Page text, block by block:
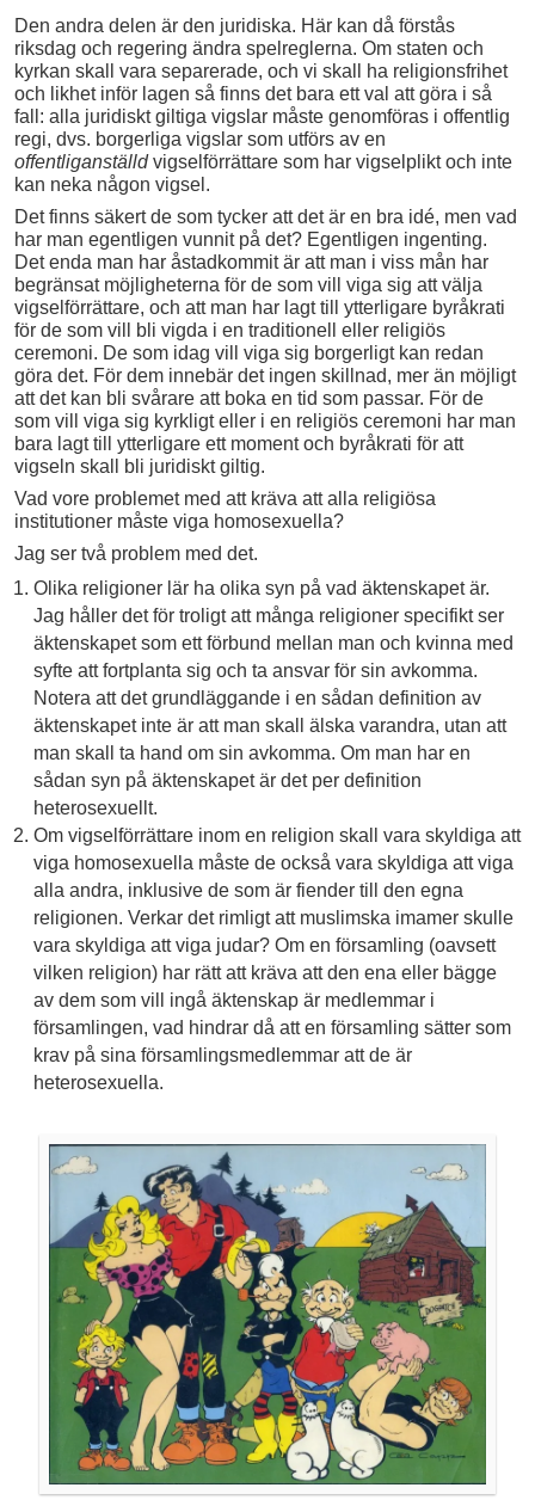
Den andra delen är den juridiska. Här kan då förstås
riksdag och regering ändra spelreglerna. Om staten och
kyrkan skall vara separerade, och vi skall ha religionsfrihet
och likhet inför lagen så finns det bara ett val att göra i så
fall: alla juridiskt giltiga vigslar måste genomföras i offentlig
regi, dvs. borgerliga vigslar som utförs av en
offentliganställd vigselförrättare som har vigselplikt och inte
kan neka någon vigsel.
Det finns säkert de som tycker att det är en bra idé, men vad
har man egentligen vunnit på det? Egentligen ingenting.
Det enda man har åstadkommit är att man i viss mån har
begränsat möjligheterna för de som vill viga sig att välja
vigselförrättare, och att man har lagt till ytterligare byråkrati
för de som vill bli vigda i en traditionell eller religiös
ceremoni. De som idag vill viga sig borgerligt kan redan
göra det. För dem innebär det ingen skillnad, mer än möjligt
att det kan bli svårare att boka en tid som passar. För de
som vill viga sig kyrkligt eller i en religiös ceremoni har man
bara lagt till ytterligare ett moment och byråkrati för att
vigseln skall bli juridiskt giltig.
Vad vore problemet med att kräva att alla religiösa
institutioner måste viga homosexuella?
Jag ser två problem med det.
Olika religioner lär ha olika syn på vad äktenskapet är.
Jag håller det för troligt att många religioner specifikt ser
äktenskapet som ett förbund mellan man och kvinna med
syfte att fortplanta sig och ta ansvar för sin avkomma.
Notera att det grundläggande i en sådan definition av
äktenskapet inte är att man skall älska varandra, utan att
man skall ta hand om sin avkomma. Om man har en
sådan syn på äktenskapet är det per definition
heterosexuellt.
Om vigselförrättare inom en religion skall vara skyldiga att
viga homosexuella måste de också vara skyldiga att viga
alla andra, inklusive de som är fiender till den egna
religionen. Verkar det rimligt att muslimska imamer skulle
vara skyldiga att viga judar? Om en församling (oavsett
vilken religion) har rätt att kräva att den ena eller bägge
av dem som vill ingå äktenskap är medlemmar i
församlingen, vad hindrar då att en församling sätter som
krav på sina församlingsmedlemmar att de är
heterosexuella.